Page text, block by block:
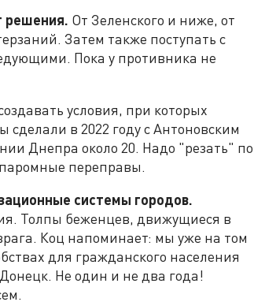
решения. От Зеленского и ниже, от
Затем также поступать с
Пока у противника не
условия, при которых
в 2022 году с Антоновским
Днепра около 20. Надо "резать" по
переправы.
системы городов.
Толпы беженцев, движущиеся в
Коц напоминает: мы уже на том
для гражданского населения
Не один и не два года!